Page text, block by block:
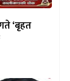
‘बृहत